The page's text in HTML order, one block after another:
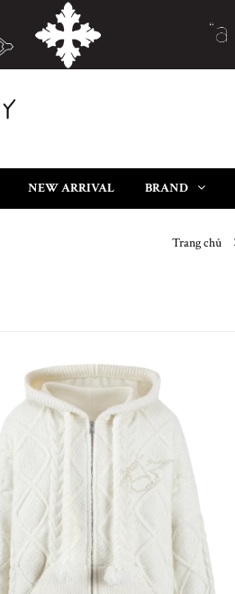
NEW ARRIVAL BRAND
Trang chủ